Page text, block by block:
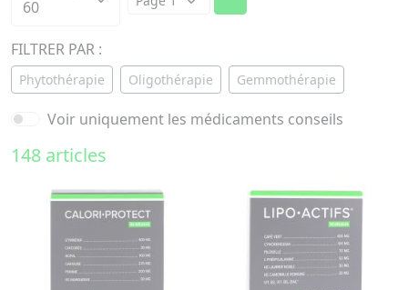
FILTRER PAR :
Phytothérapie Oligothérapie Gemmothérapie
Voir uniquement les médicaments conseils
148 articles